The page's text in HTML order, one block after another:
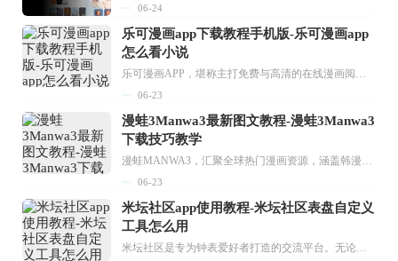
06-24
乐可漫画app下载教程手机版-乐可漫画app
怎么看小说
乐可漫画APP，堪称主打免费与高清的在线漫画阅读神器。其官方版提供海量完整版漫画资源，无论是国内漫画，还是日漫、韩漫、台漫、美漫等国外漫画，应有尽有，随时供你阅读。只需轻点一下，便能直接进入阅读界面。不仅如此，乐可漫画最新版本更新速度极快，在这里，你总能抢先看到全网一手漫画章节内容！...
06-23
漫蛙3Manwa3最新图文教程-漫蛙3Manwa3
下载技巧教学
漫蛙MANWA3，汇聚全球热门漫画资源，涵盖韩漫、欧美漫画、国漫等多种类型，题材丰富多样，全方位满足用户阅读喜好。它不仅是阅读平台，更是创作平台，为广大用户打造零门槛创作环境。...
06-23
米坛社区app使用教程-米坛社区表盘自定义
工具怎么用
米坛社区是专为钟表爱好者打造的交流平台。无论你是初涉钟表领域的普通爱好者，还是拥有多年收藏经验的资深玩家，都能在此找到属于自己的天地。 无需注册，就能轻松参与其中。通过专业的讨论论坛与丰富的交互功能，你可与世界各地的钟表爱好者畅快交流。若你钟情于钟表，米坛社区无疑是值得一试的理想之选。在这里，你能获取最新的手表资讯，交流见解，提升鉴赏品味，让每一块手表都成为收藏故事中重要的一部分。感兴趣的朋友，不要错过下载机会。...